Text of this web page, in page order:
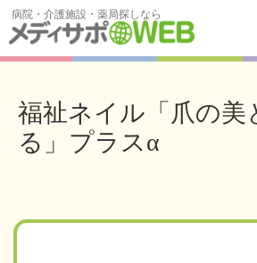
病院・介護施設・薬局探しなら
福祉ネイル「爪の美
る」プラスα